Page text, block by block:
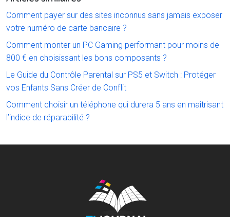
Comment payer sur des sites inconnus sans jamais exposer
votre numéro de carte bancaire ?
Comment monter un PC Gaming performant pour moins de
800 € en choisissant les bons composants ?
Le Guide du Contrôle Parental sur PS5 et Switch : Protéger
vos Enfants Sans Créer de Conflit
Comment choisir un téléphone qui durera 5 ans en maîtrisant
l’indice de réparabilité ?